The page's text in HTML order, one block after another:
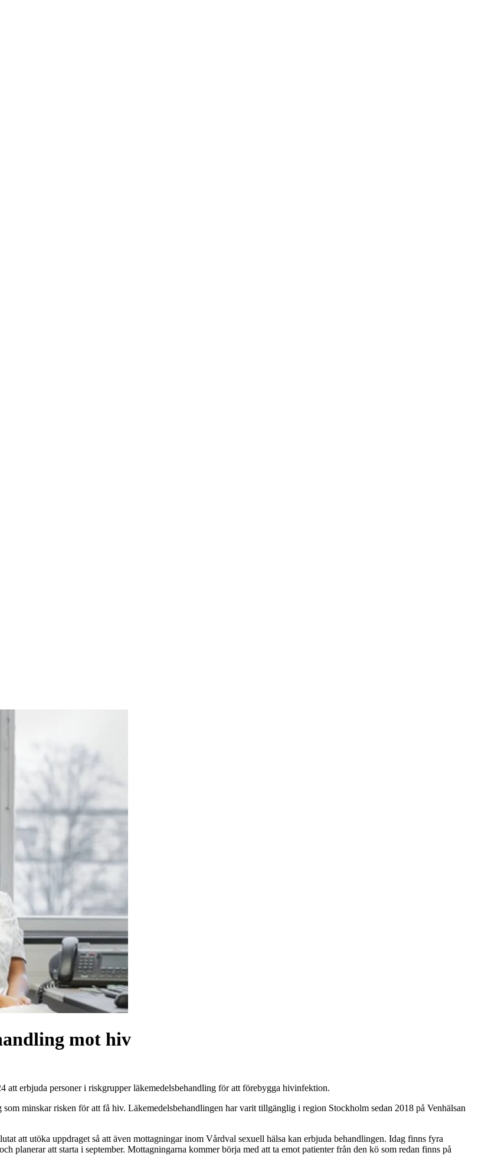
mot hiv
erbjuda personer i riskgrupper läkemedelsbehandling för att förebygga hivinfektion.
minskar risken för att få hiv. Läkemedelsbehandlingen har varit tillgänglig i region Stockholm sedan 2018 på Venhälsan
att utöka uppdraget så att även mottagningar inom Vårdval sexuell hälsa kan erbjuda behandlingen. Idag finns fyra
planerar att starta i september. Mottagningarna kommer börja med att ta emot patienter från den kö som redan finns på